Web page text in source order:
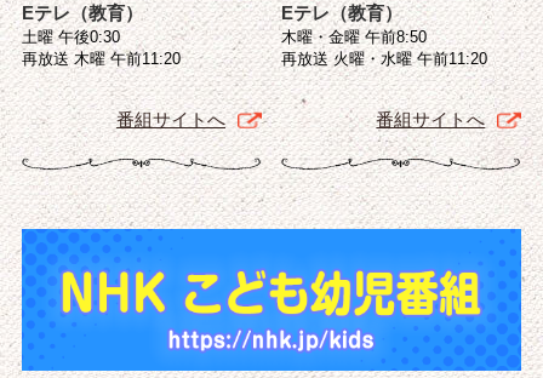
Eテレ（教育）
土曜 午後0:30
再放送 木曜 午前11:20
番組サイトへ
Eテレ（教育）
木曜・金曜 午前8:50
再放送 火曜・水曜 午前11:20
番組サイトへ